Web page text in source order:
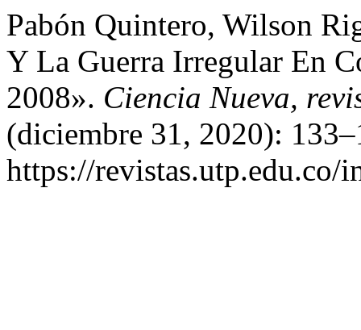
Pabón Quintero, Wilson
Y La Guerra Irregular En
2008». Ciencia Nueva,
(diciembre 31, 2020):
https://